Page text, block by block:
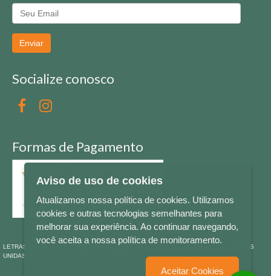
Enviar
Socialize conosco
Formas de Pagamento
LETRAS & CIA - CNPJ n° 88.587.548/0001-20 - Térreo Bourbon Shopping - AV. NAÇÕES
UNIDAS , 2001 - Lojas 1064/1065 - RIO BRANCO - - NOVO HAMBURGO - RS
Aviso de uso de cookies
Atualizamos nossa política de cookies. Utilizamos
cookies e outras tecnologias semelhantes para
melhorar sua experiência. Ao continuar navegando,
você aceita a nossa política de monitoramento.
Aceitar Cookies